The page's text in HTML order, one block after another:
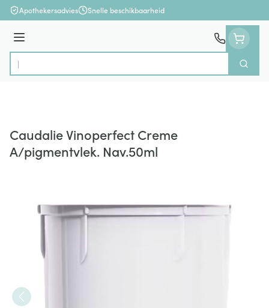
Ga naar de inhoud
Apothekersadvies Snelle beschikbaarheid
Menu
Product, merk, categorie...
Zoek
Caudalie Vinoperfect Creme
A/pigmentvlek. Nav.50ml